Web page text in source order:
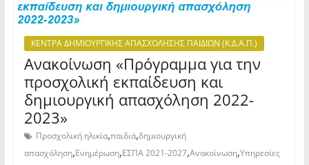
ΚΕΝΤΡΑ ΔΗΜΙΟΥΡΓΙΚΗΣ ΑΠΑΣΧΟΛΗΣΗΣ ΠΑΙΔΙΩΝ (Κ.Δ.Α.Π.)
Ανακοίνωση «Πρόγραμμα για την
προσχολική εκπαίδευση και
δημιουργική απασχόληση 2022-
2023»
Προσχολική ηλικία,παιδιά,δημιουργική
απασχόληση,Ενημέρωση,ΕΣΠΑ 2021-2027,Ανακοίνωση,Υπηρεσίες